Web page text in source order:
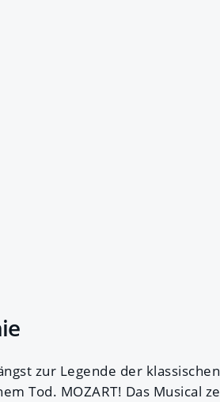
zur Legende der
Tod. MOZART! Das Musical